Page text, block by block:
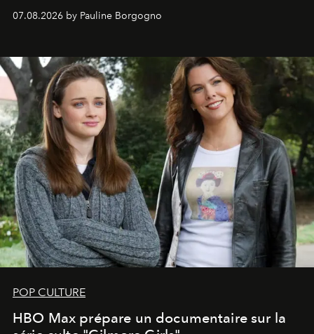
s'arrachent déjà.
07.08.2026 by Pauline Borgogno
POP CULTURE
HBO Max prépare un documentaire sur la